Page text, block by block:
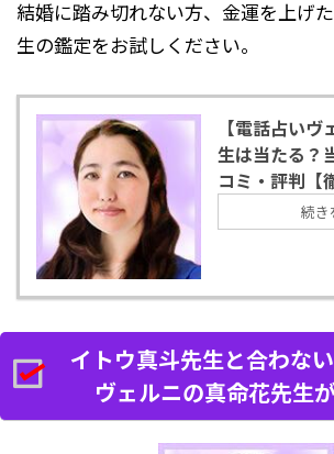
結婚に踏み切れない方、金運を上げ
生の鑑定をお試しください。
【電話占い
生は当たる？
コミ・評判【
続き
イトウ真斗先生と合わな
ヴェルニの真命花先生